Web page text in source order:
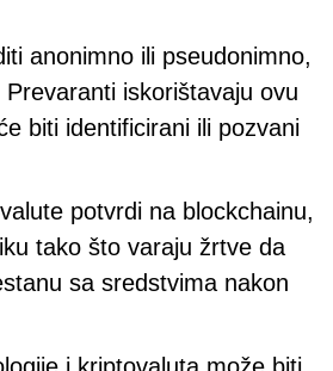
anonimno ili pseudonimno,
iskorištavaju ovu
biti identificirani ili pozvani
potvrdi na blockchainu,
tako što varaju žrtve da
sa sredstvima nakon